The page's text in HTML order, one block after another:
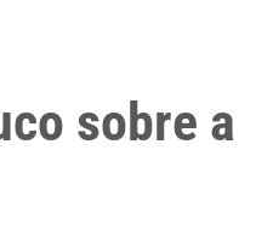
sobre a